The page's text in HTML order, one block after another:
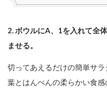
2. ボウルにA、1を入れて全
ませる。
切ってあえるだけの簡単サ
葉とはんぺんの柔らかい食